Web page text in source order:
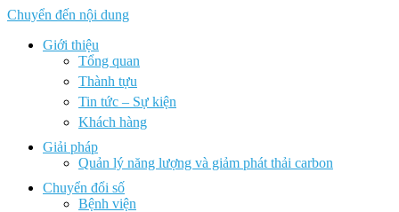
Chuyển đến nội dung
Giới thiệu
Tổng quan
Thành tựu
Tin tức – Sự kiện
Khách hàng
Giải pháp
Quản lý năng lượng và giảm phát thải carbon
Chuyển đổi số
Bệnh viện